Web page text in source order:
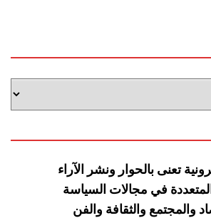
تعنى بالحوار ونشر الآراء
المتعددة في مجالات السياسة
والمجتمع والثقافة والفن